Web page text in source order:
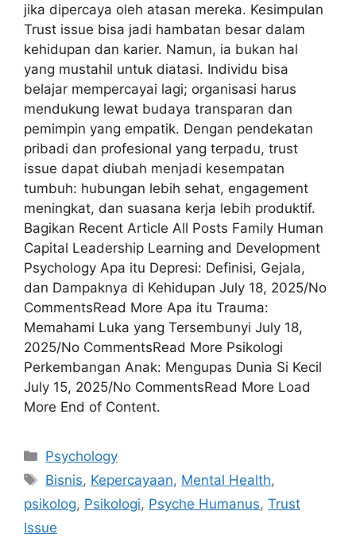
jika dipercaya oleh atasan mereka. Kesimpulan
Trust issue bisa jadi hambatan besar dalam
kehidupan dan karier. Namun, ia bukan hal
yang mustahil untuk diatasi. Individu bisa
belajar mempercayai lagi; organisasi harus
mendukung lewat budaya transparan dan
pemimpin yang empatik. Dengan pendekatan
pribadi dan profesional yang terpadu, trust
issue dapat diubah menjadi kesempatan
tumbuh: hubungan lebih sehat, engagement
meningkat, dan suasana kerja lebih produktif.
Bagikan Recent Article All Posts Family Human
Capital Leadership Learning and Development
Psychology Apa itu Depresi: Definisi, Gejala,
dan Dampaknya di Kehidupan July 18, 2025/No
CommentsRead More Apa itu Trauma:
Memahami Luka yang Tersembunyi July 18,
2025/No CommentsRead More Psikologi
Perkembangan Anak: Mengupas Dunia Si Kecil
July 15, 2025/No CommentsRead More Load
More End of Content.
Psychology
Bisnis, Kepercayaan, Mental Health,
psikolog, Psikologi, Psyche Humanus, Trust
Issue